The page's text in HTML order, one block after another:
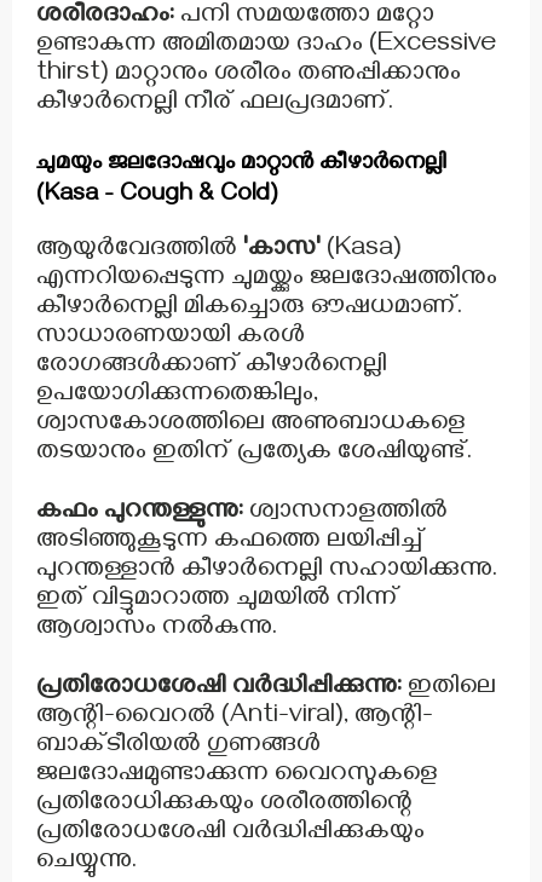
ശരീരദാഹം: പനി സമയത്തോ മറ്റോ
ഉണ്ടാകുന്ന അമിതമായ ദാഹം (Excessive
thirst) മാറ്റാനും ശരീരം തണുപ്പിക്കാനും
കീഴാർനെല്ലി നീര് ഫലപ്രദമാണ്.
ചുമയും ജലദോഷവും മാറ്റാൻ കീഴാർനെല്ലി
(Kasa - Cough & Cold)
ആയുർവേദത്തിൽ 'കാസ' (Kasa)
എന്നറിയപ്പെടുന്ന ചുമയ്ക്കും ജലദോഷത്തിനും
കീഴാർനെല്ലി മികച്ചൊരു ഔഷധമാണ്.
സാധാരണയായി കരൾ
രോഗങ്ങൾക്കാണ് കീഴാർനെല്ലി
ഉപയോഗിക്കുന്നതെങ്കിലും,
ശ്വാസകോശത്തിലെ അണുബാധകളെ
തടയാനും ഇതിന് പ്രത്യേക ശേഷിയുണ്ട്.
കഫം പുറന്തള്ളുന്നു: ശ്വാസനാളത്തിൽ
അടിഞ്ഞുകൂടുന്ന കഫത്തെ ലയിപ്പിച്ച്
പുറന്തള്ളാൻ കീഴാർനെല്ലി സഹായിക്കുന്നു.
ഇത് വിട്ടുമാറാത്ത ചുമയിൽ നിന്ന്
ആശ്വാസം നൽകുന്നു.
പ്രതിരോധശേഷി വർദ്ധിപ്പിക്കുന്നു: ഇതിലെ
ആന്റി-വൈറൽ (Anti-viral), ആന്റി-
ബാക്‌ടീരിയൽ ഗുണങ്ങൾ
ജലദോഷമുണ്ടാക്കുന്ന വൈറസുകളെ
പ്രതിരോധിക്കുകയും ശരീരത്തിന്റെ
പ്രതിരോധശേഷി വർദ്ധിപ്പിക്കുകയും
ചെയ്യുന്നു.